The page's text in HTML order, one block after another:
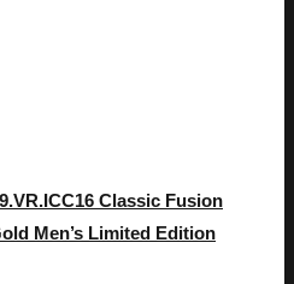
Classic Fusion
Men’s Limited Edition